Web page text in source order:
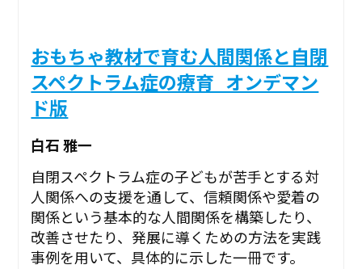
おもちゃ教材で育む人間関係と自閉
スペクトラム症の療育_オンデマン
ド版
白石 雅一
自閉スペクトラム症の子どもが苦手とする対
人関係への支援を通して、信頼関係や愛着の
関係という基本的な人間関係を構築したり、
改善させたり、発展に導くための方法を実践
事例を用いて、具体的に示した一冊です。